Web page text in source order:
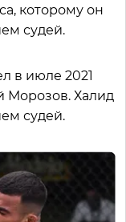
которому он
судей.
в июле 2021
Морозов. Халид
судей.